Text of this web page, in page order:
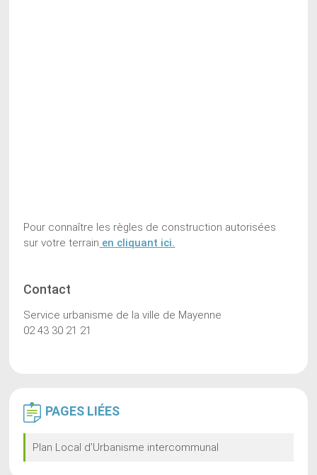
Pour connaître les règles de construction autorisées
sur votre terrain en cliquant ici.
Contact
Service urbanisme de la ville de Mayenne
02 43 30 21 21
PAGES LIÉES
Plan Local d’Urbanisme intercommunal